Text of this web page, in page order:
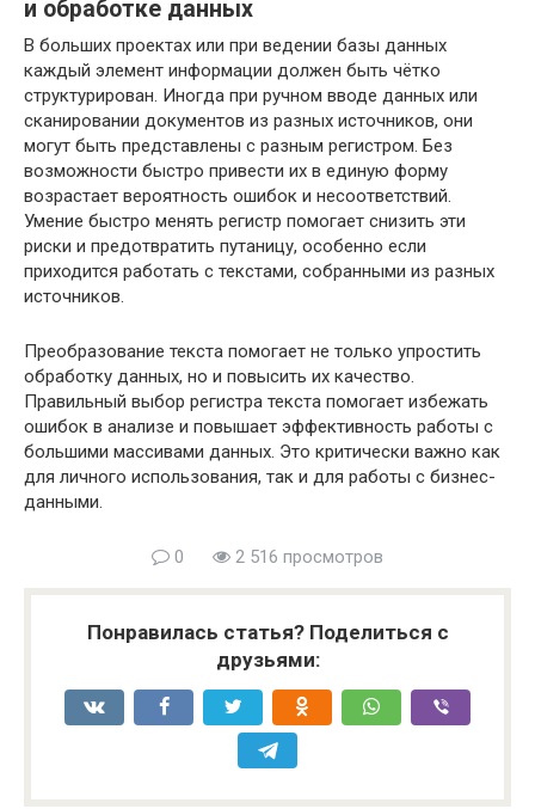
и обработке данных
В больших проектах или при ведении базы данных
каждый элемент информации должен быть чётко
структурирован. Иногда при ручном вводе данных или
сканировании документов из разных источников, они
могут быть представлены с разным регистром. Без
возможности быстро привести их в единую форму
возрастает вероятность ошибок и несоответствий.
Умение быстро менять регистр помогает снизить эти
риски и предотвратить путаницу, особенно если
приходится работать с текстами, собранными из разных
источников.
Преобразование текста помогает не только упростить
обработку данных, но и повысить их качество.
Правильный выбор регистра текста помогает избежать
ошибок в анализе и повышает эффективность работы с
большими массивами данных. Это критически важно как
для личного использования, так и для работы с бизнес-
данными.
0 2 516 просмотров
Понравилась статья? Поделиться с
друзьями: